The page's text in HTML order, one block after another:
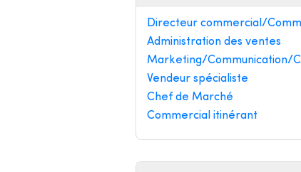
Directeur commercial/
Administration des ventes
Marketing/Communication/
Vendeur spécialiste
Chef de Marché
Commercial itinérant